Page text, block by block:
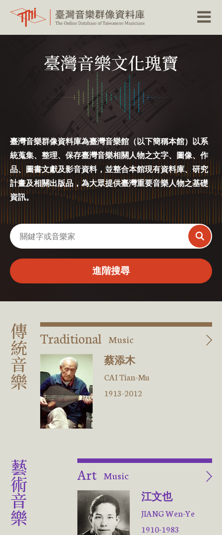
臺灣音樂文化瑰寶
臺灣音樂群像資料庫為臺灣音樂館（以下簡稱本館） 以系
統蒐集、整理、保存臺灣音樂相關人物之文字、圖像、作
品、圖書文獻及影音資料，並整合本館現有資料庫、研究
計畫及相關出版品，為大眾提供臺灣重要音樂人物之基礎
資訊。
進階搜尋
傳統音樂 Traditional Music
蔡添木
CAI Tian-Mu
1913-2012
藝術音樂 Art Music
江文也
JIANG Wen-Ye
1910-1983